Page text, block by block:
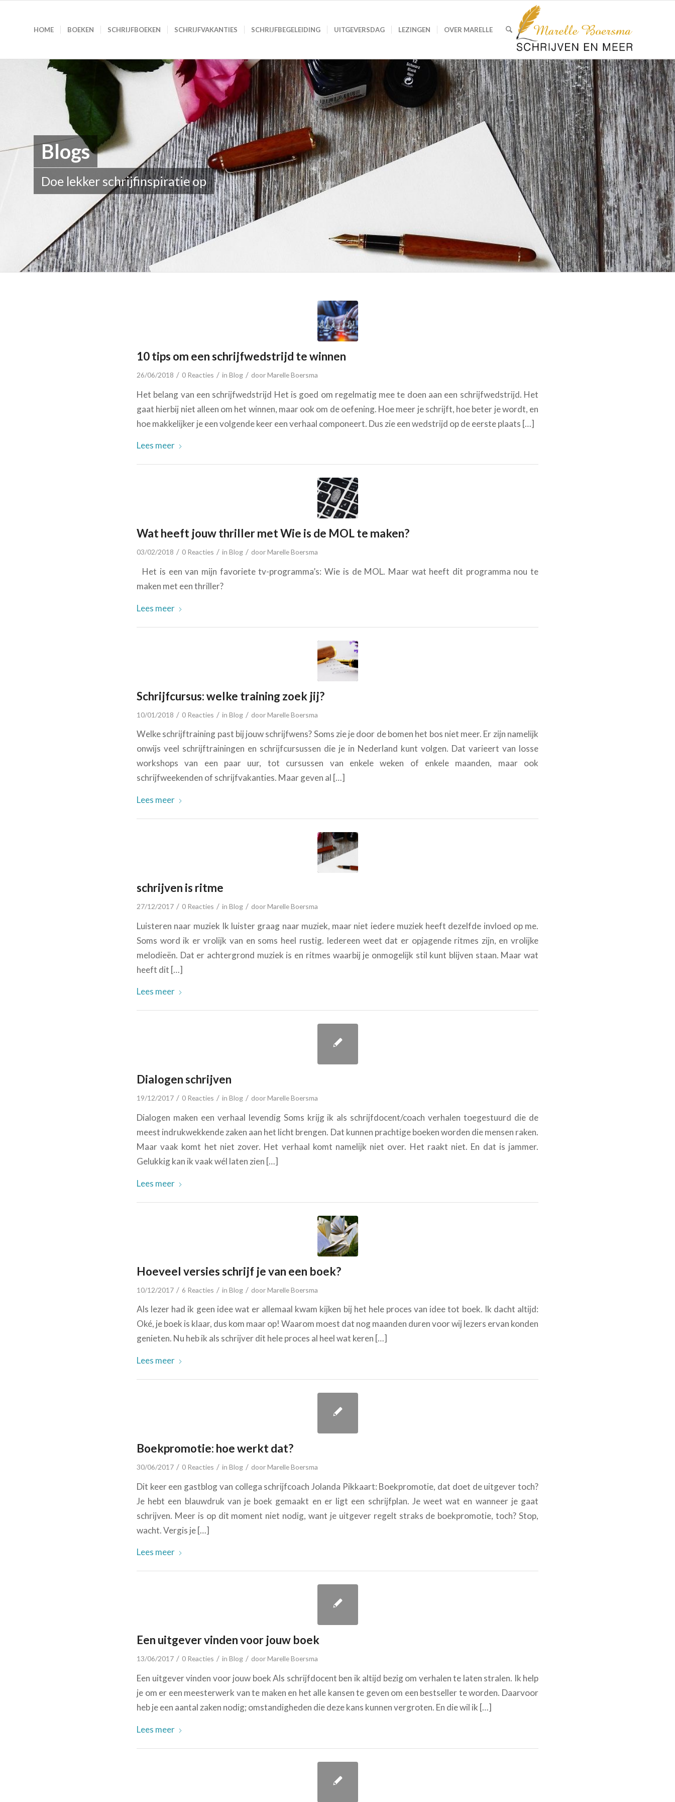
HOME BOEKEN SCHRIJFBOEKEN SCHRIJFVAKANTIES SCHRIJFBEGELEIDING UITGEVERSDAG LEZINGEN OVER MARELLE
Blogs
Doe lekker schrijfinspiratie op
10 tips om een schrijfwedstrijd te winnen
26/06/2018 / 0 Reacties / in Blog / doorMarelle Boersma
Het belang van een schrijfwedstrijd Het is goed om regelmatig mee te doen aan een schrijfwedstrijd. Het
gaat hierbij niet alleen om het winnen, maar ook om de oefening. Hoe meer je schrijft, hoe beter je wordt, en
hoe makkelijker je een volgende keer een verhaal componeert. Dus zie een wedstrijd op de eerste plaats […]
Lees meer
Wat heeft jouw thriller met Wie is de MOL te maken?
03/02/2018 / 0 Reacties / in Blog / doorMarelle Boersma
Het is een van mijn favoriete tv-programma’s: Wie is de MOL. Maar wat heeft dit programma nou te
maken met een thriller?
Lees meer
Schrijfcursus: welke training zoek jij?
10/01/2018 / 0 Reacties / in Blog / doorMarelle Boersma
Welke schrijftraining past bij jouw schrijfwens? Soms zie je door de bomen het bos niet meer. Er zijn namelijk
onwijs veel schrijftrainingen en schrijfcursussen die je in Nederland kunt volgen. Dat varieert van losse
workshops van een paar uur, tot cursussen van enkele weken of enkele maanden, maar ook
schrijfweekenden of schrijfvakanties. Maar geven al […]
Lees meer
schrijven is ritme
27/12/2017 / 0 Reacties / in Blog / doorMarelle Boersma
Luisteren naar muziek Ik luister graag naar muziek, maar niet iedere muziek heeft dezelfde invloed op me.
Soms word ik er vrolijk van en soms heel rustig. Iedereen weet dat er opjagende ritmes zijn, en vrolijke
melodieën. Dat er achtergrond muziek is en ritmes waarbij je onmogelijk stil kunt blijven staan. Maar wat
heeft dit […]
Lees meer
Dialogen schrijven
19/12/2017 / 0 Reacties / in Blog / doorMarelle Boersma
Dialogen maken een verhaal levendig Soms krijg ik als schrijfdocent/coach verhalen toegestuurd die de
meest indrukwekkende zaken aan het licht brengen. Dat kunnen prachtige boeken worden die mensen raken.
Maar vaak komt het niet zover. Het verhaal komt namelijk niet over. Het raakt niet. En dat is jammer.
Gelukkig kan ik vaak wél laten zien […]
Lees meer
Hoeveel versies schrijf je van een boek?
10/12/2017 / 6 Reacties / in Blog / doorMarelle Boersma
Als lezer had ik geen idee wat er allemaal kwam kijken bij het hele proces van idee tot boek. Ik dacht altijd:
Oké, je boek is klaar, dus kom maar op! Waarom moest dat nog maanden duren voor wij lezers ervan konden
genieten. Nu heb ik als schrijver dit hele proces al heel wat keren […]
Lees meer
Boekpromotie: hoe werkt dat?
30/06/2017 / 0 Reacties / in Blog / doorMarelle Boersma
Dit keer een gastblog van collega schrijfcoach Jolanda Pikkaart: Boekpromotie, dat doet de uitgever toch?
Je hebt een blauwdruk van je boek gemaakt en er ligt een schrijfplan. Je weet wat en wanneer je gaat
schrijven. Meer is op dit moment niet nodig, want je uitgever regelt straks de boekpromotie, toch? Stop,
wacht. Vergis je […]
Lees meer
Een uitgever vinden voor jouw boek
13/06/2017 / 0 Reacties / in Blog / doorMarelle Boersma
Een uitgever vinden voor jouw boek Als schrijfdocent ben ik altijd bezig om verhalen te laten stralen. Ik help
je om er een meesterwerk van te maken en het alle kansen te geven om een bestseller te worden. Daarvoor
heb je een aantal zaken nodig; omstandigheden die deze kans kunnen vergroten. En die wil ik […]
Lees meer